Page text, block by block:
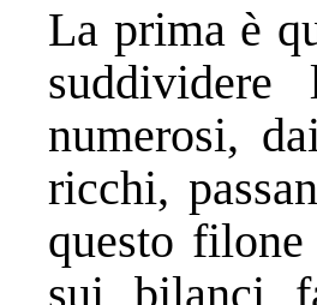
La prima è
numerosi,
ricchi,
questo
sui bilanci